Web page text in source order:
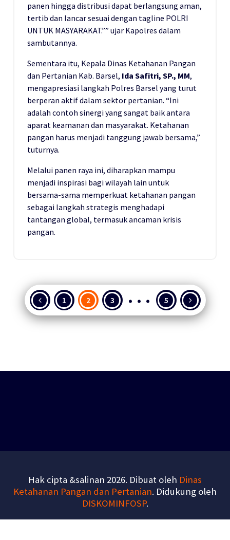
panen hingga distribusi dapat berlangsung aman,
tertib dan lancar sesuai dengan tagline POLRI
UNTUK MASYARAKAT.”” ujar Kapolres dalam
sambutannya.
Sementara itu, Kepala Dinas Ketahanan Pangan
dan Pertanian Kab. Barsel, Ida Safitri, SP., MM,
mengapresiasi langkah Polres Barsel yang turut
berperan aktif dalam sektor pertanian. “Ini
adalah contoh sinergi yang sangat baik antara
aparat keamanan dan masyarakat. Ketahanan
pangan harus menjadi tanggung jawab bersama,”
tuturnya.
Melalui panen raya ini, diharapkan mampu
menjadi inspirasi bagi wilayah lain untuk
bersama-sama memperkuat ketahanan pangan
sebagai langkah strategis menghadapi
tantangan global, termasuk ancaman krisis
pangan.
Paginasi
pos
1 2 3 … 5
Hak cipta &salinan 2026. Dibuat oleh Dinas
Ketahanan Pangan dan Pertanian. Didukung oleh
DISKOMINFOSP.